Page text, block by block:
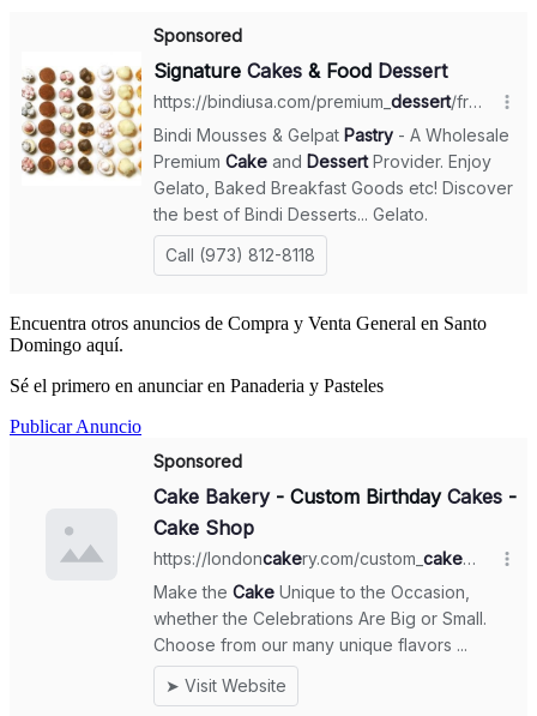
Encuentra otros anuncios de Compra y Venta General en Santo
Domingo aquí.
Sé el primero en anunciar en Panaderia y Pasteles
Publicar Anuncio